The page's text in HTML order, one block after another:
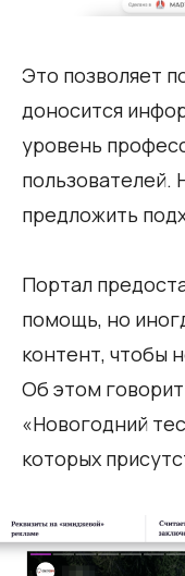
Это позволяет
доносится
уровень
пользователей.
предложить
Портал
помощь, но
контент, чтобы
Об этом говорит
«Новогодний
которых